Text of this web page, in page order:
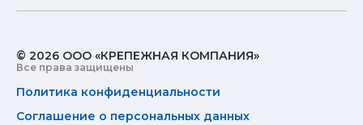
© 2026 ООО «КРЕПЕЖНАЯ КОМПАНИЯ»
Все права защищены
Политика конфиденциальности
Соглашение о персональных данных